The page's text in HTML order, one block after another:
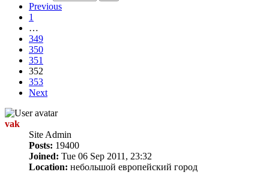
Previous
1
…
349
350
351
352
353
Next
vak
Site Admin
Posts: 19400
Joined: Tue 06 Sep 2011, 23:32
Location: небольшой европейский город